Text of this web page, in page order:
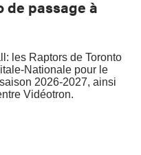
de passage à
les Raptors de Toronto
Nationale pour le
2026-2027, ainsi
Vidéotron.